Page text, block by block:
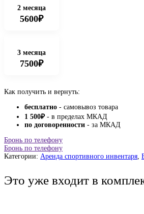
2 месяца
5600₽
3 месяца
7500₽
Как получить и вернуть:
бесплатно - самовывоз товара
1 500₽- в пределах МКАД
по договоренности - за МКАД
Бронь по телефону
Бронь по телефону
Категории: Аренда спортивного инвентаря,
Это уже входит в